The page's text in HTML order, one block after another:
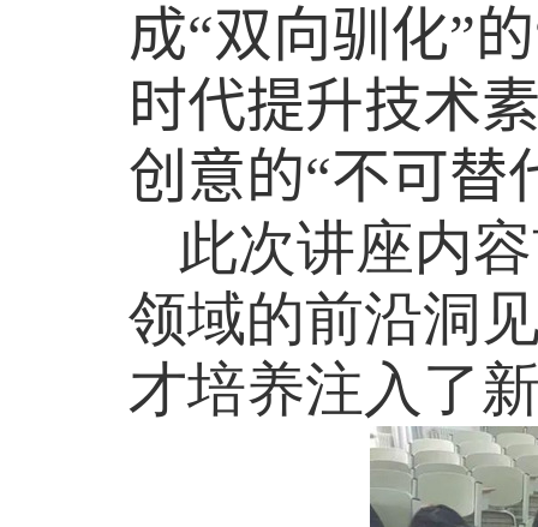
成“双向驯化”
时代提升技术
创意的“不可替
此次讲座内
领域的前沿洞
才培养注入了